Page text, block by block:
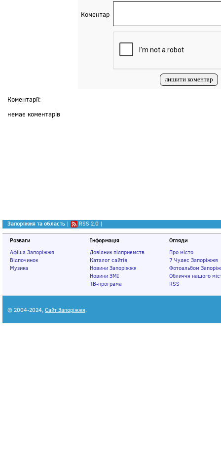
Коментар
Коментарії:
немає коментарів
Запоріжжя та область | RSS 2.0 |
Розваги
Афіша Запоріжжя
Відпочинок
Музика
Інформація
Довідник підприємств
Каталог сайтів
Новини Запоріжжя
Новини ЗМІ
ТВ-програма
Огляди
Про місто
7 Чудес Запоріжжя
Фотоальбом
Обличчя нашого
RSS
© 2004-2024, Сайт Запоріжжя.